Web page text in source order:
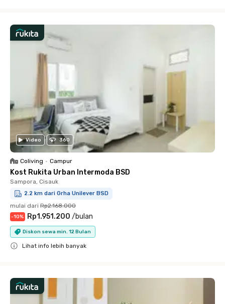
Video 360
Coliving • Campur
Kost Rukita Urban Intermoda BSD
Sampora, Cisauk
2.2 km dari Grha Unilever BSD
mulai dari Rp2.168.000
-10% Rp1.951.200 /bulan
Diskon sewa min. 12 Bulan
Lihat info lebih banyak